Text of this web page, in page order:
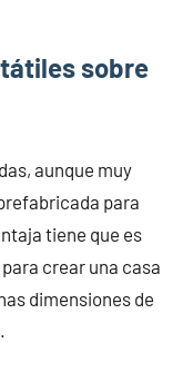
sobre
aunque muy
para
tiene que es
crear una casa
dimensiones de